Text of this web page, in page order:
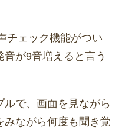
チェック機能がつい
が9音増えると言う
で、画面を見ながら
ながら何度も聞き覚